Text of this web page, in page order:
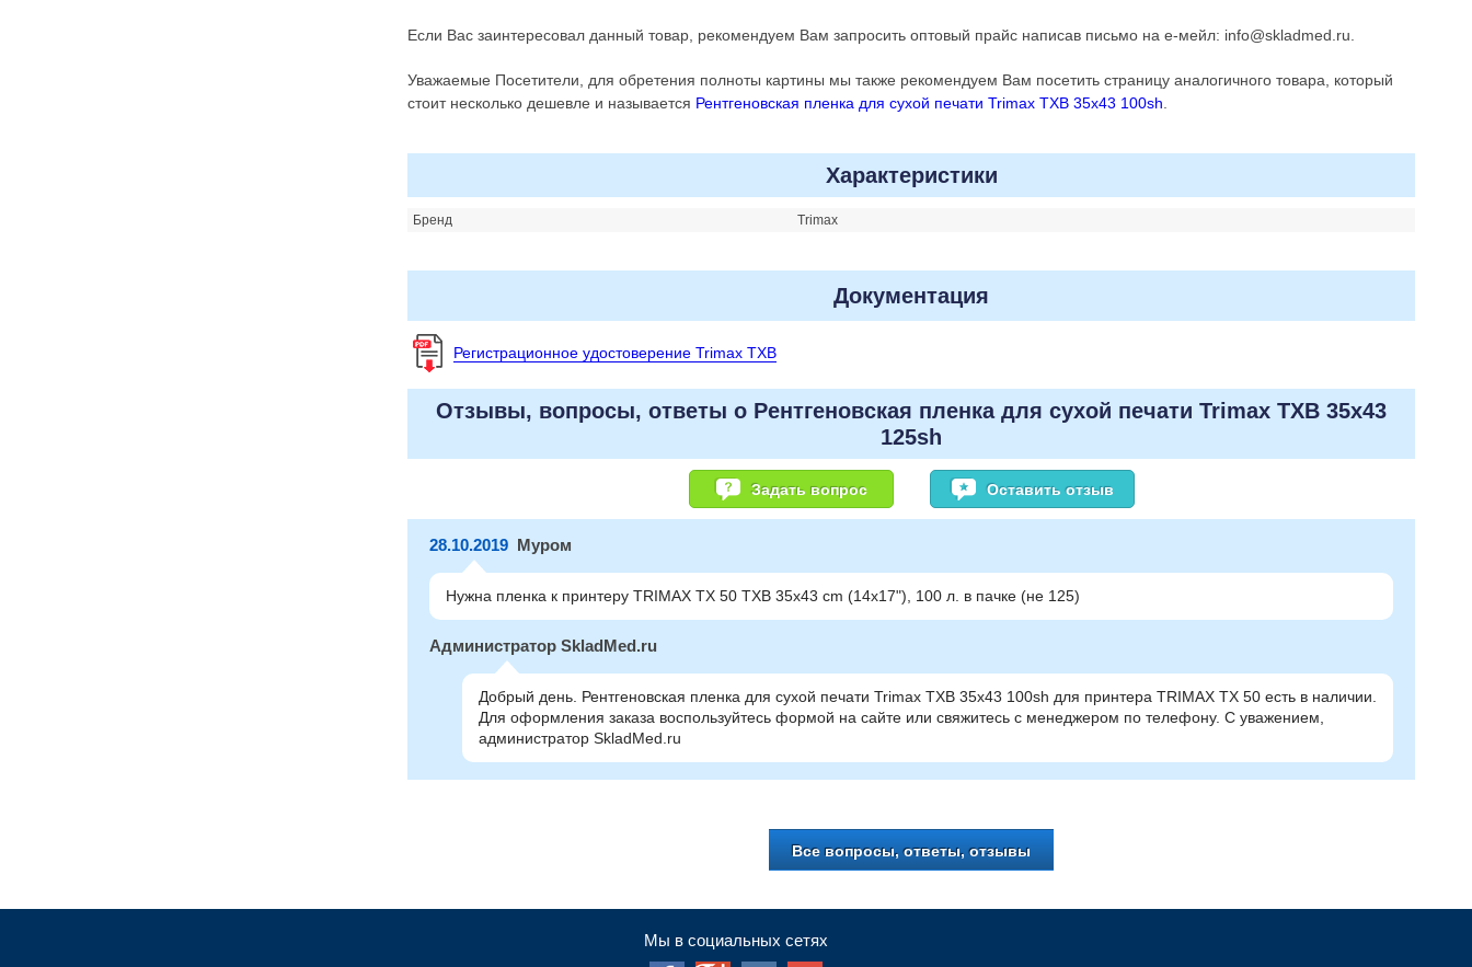
Если Вас заинтересовал данный товар, рекомендуем Вам запросить оптовый прайс написав письмо на е-мейл: info@skladmed.ru.
Уважаемые Посетители, для обретения полноты картины мы также рекомендуем Вам посетить страницу аналогичного товара, который
стоит несколько дешевле и называется Рентгеновская пленка для сухой печати Trimax TXB 35x43 100sh
Характеристики
Бренд Trimax
Документация
Регистрационное удостоверение Trimax TXB
Отзывы, вопросы, ответы о Рентгеновская пленка для сухой печати Trimax TXB 35x43
125sh
Задать вопрос Оставить отзыв
28.10.2019 Муром
Нужна пленка к принтеру TRIMAX TX 50 TXB 35x43 cm (14x17"), 100 л. в пачке (не 125)
Администратор SkladMed.ru
Добрый день. Рентгеновская пленка для сухой печати Trimax TXB 35x43 100sh для принтера TRIMAX TX 50 есть в наличии.
Для оформления заказа воспользуйтесь формой на сайте или свяжитесь с менеджером по телефону. С уважением,
администратор SkladMed.ru
Все вопросы, ответы, отзывы
Мы в социальных сетях